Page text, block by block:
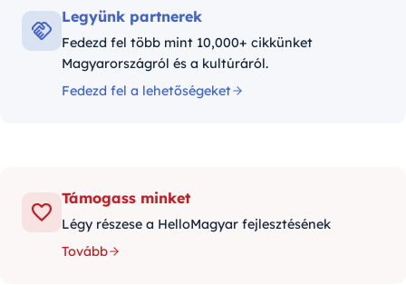
Legyünk partnerek
Fedezd fel több mint 10,000+ cikkünket
Magyarországról és a kultúráról.
Fedezd fel a lehetőségeket
Támogass minket
Légy részese a HelloMagyar fejlesztésének
Tovább